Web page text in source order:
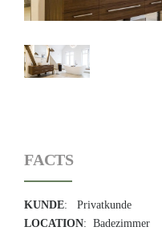
FACTS
KUNDE: Privatkunde
LOCATION: Badezimmer